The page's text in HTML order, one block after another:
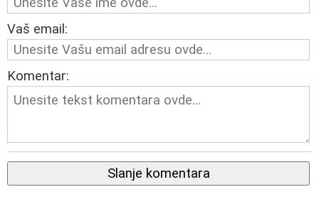
Vaš email:
Komentar:
Slanje komentara